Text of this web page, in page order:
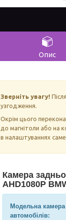
Опис
Зверніть увагу!
узгодження.
Окрім цього
до магнітоли або на
в налаштуваннях
Камера
AHD1080P
Модельна камера
автомобілів: